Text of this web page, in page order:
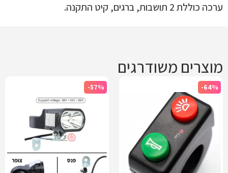
ערכה כוללת 2 תושבות, ברגים, קיט התקנה.
מוצרים משודרגים
-64%
-57%